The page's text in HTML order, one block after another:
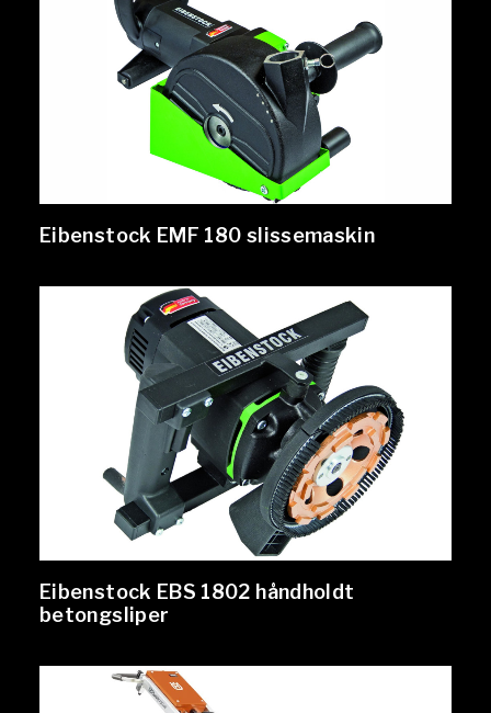
Eibenstock EMF 180 slissemaskin
Eibenstock EBS 1802 håndholdt
betongsliper